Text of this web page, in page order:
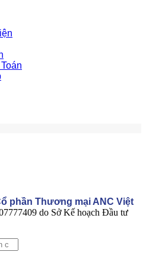
phần Thương mại ANC Việt
do Sở Kế hoạch Đầu tư